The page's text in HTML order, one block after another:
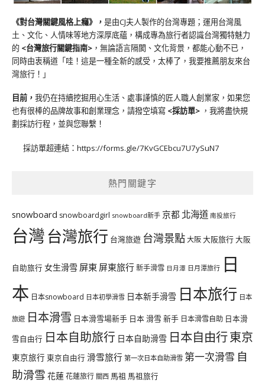
《對台灣關鍵風格上癮》 ， 是由CJ夫人製作的台灣專題；運用台灣風
土、文化、人情味等地方深厚底蘊，構成專為旅行者認識台灣獨特魅力
的 <台灣旅行關鍵指南> ，無論語言隔閡、文化背景，都能心動不已，
同時由衷稱道「哇！這是一種全新的感受，太棒了，我要推薦朋友來台
灣旅行！」
目前， 我仍在持續挖掘用心生活、處事謹慎的匠人職人創業家，如果您
也有很棒的品牌故事和創業理念，請撥空填寫 <採訪單> ，我將盡快規
劃採訪行程，並與您聯繫！
採訪單超連結： https://forms.gle/7KvGCEbcu7U7ySuN7
熱門關鍵字
snowboard snowboardgirl snowboard新手 京都 北海道 南投旅行
台灣台灣旅行 台灣旅遊 台灣景點大阪大阪旅行大阪
自助旅行 女生滑雪 屏東 屏東旅行新手滑雪 日月潭 日月潭旅行 日
本 日本snowboard 日本初學滑雪 日本新手滑雪 日本旅行 日本
旅遊 日本滑雪 日本滑雪場新手 日本 滑雪 新手 日本滑雪自助 日本滑
雪自由行 日本自助旅行 日本自助滑雪 日本自由行東京
東京旅行 東京自由行 滑雪旅行 第一次日本自助滑雪 第一次滑雪 自
助滑雪 花蓮花蓮旅行 關西 馬祖 馬祖旅行